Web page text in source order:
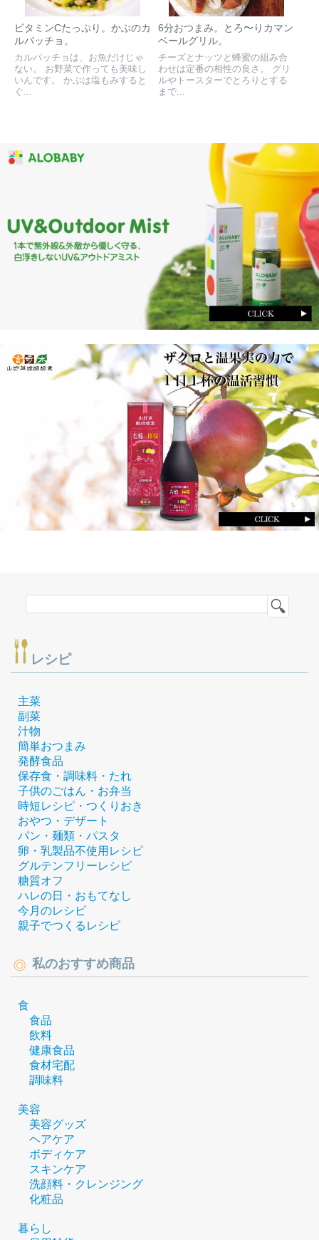
ビタミンCたっぷり。かぶのカ
ルパッチョ。
カルパッチョは、お魚だけじゃ
ない。 お野菜で作っても美味し
いんです。 かぶは塩もみすると
ぐ...
6分おつまみ。とろ〜りカマン
ベールグリル。
チーズとナッツと蜂蜜の組み合
わせは定番の相性の良さ。 グリ
ルやトースターでとろりとする
まで...
レシピ
主菜
副菜
汁物
簡単おつまみ
発酵食品
保存食・調味料・たれ
子供のごはん・お弁当
時短レシピ・つくりおき
おやつ・デザート
パン・麺類・パスタ
卵・乳製品不使用レシピ
グルテンフリーレシピ
糖質オフ
ハレの日・おもてなし
今月のレシピ
親子でつくるレシピ
私のおすすめ商品
食
食品
飲料
健康食品
食材宅配
調味料
美容
美容グッズ
ヘアケア
ボディケア
スキンケア
洗顔料・クレンジング
化粧品
暮らし